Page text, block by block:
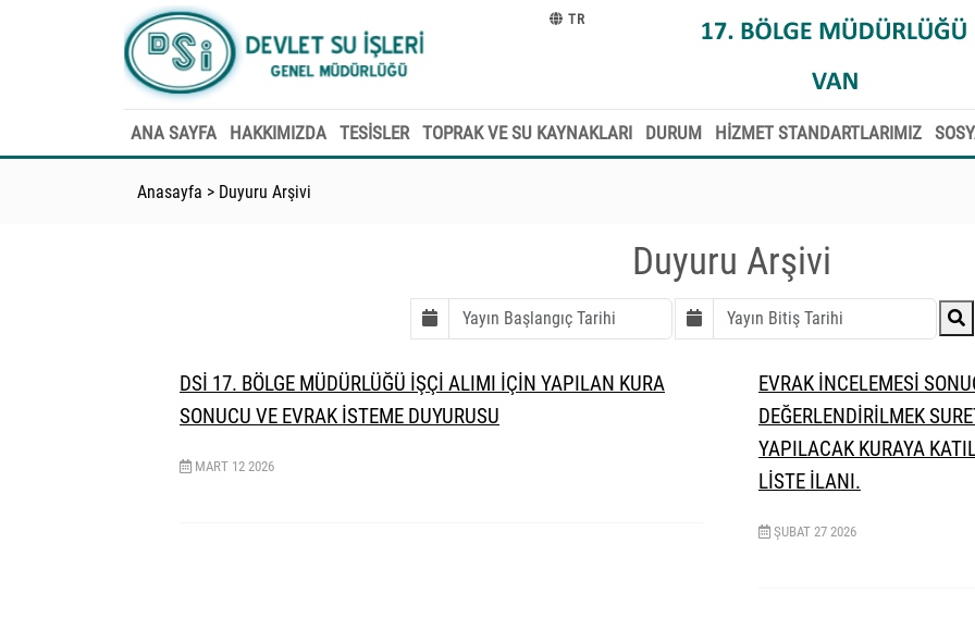
TR
ANA SAYFA HAKKIMIZDA TESİSLER TOPRAK VE SU KAYNAKLARI DURUM HİZMET STANDARTLARIMIZ
Anasayfa > Duyuru Arşivi
Duyuru Arşivi
DSİ 17. BÖLGE MÜDÜRLÜĞÜ İŞÇİ ALIMI İÇİN YAPILAN KURA
SONUCU VE EVRAK İSTEME DUYURUSU
MART 12 2026
EVRAK İNCELEMESİ
DEĞERLENDİRİLMEK
YAPILACAK KURAYA
LİSTE İLANI.
ŞUBAT 27 2026